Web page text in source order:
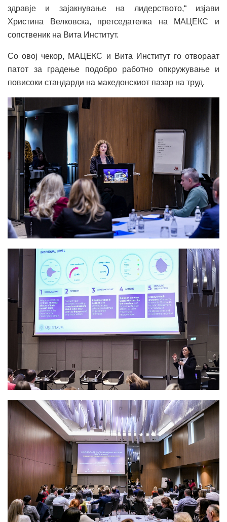
здравје и зајакнување на лидерството,“ изјави
Христина Велковска, претседателка на МАЦЕКС и
сопственик на Вита Институт.
Со овој чекор, МАЦЕКС и Вита Институт го отвораат
патот за градење подобро работно опкружување и
повисоки стандарди на македонскиот пазар на труд.